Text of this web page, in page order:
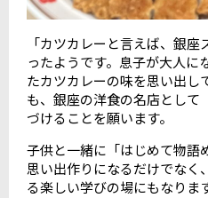
「カツカレーと言えば、銀
ったようです。息子が大人に
たカツカレーの味を思い出し
も、銀座の洋食の名店として
づけることを願います。
子供と一緒に「はじめて物語
思い出作りになるだけでなく
る楽しい学びの場にもなりま